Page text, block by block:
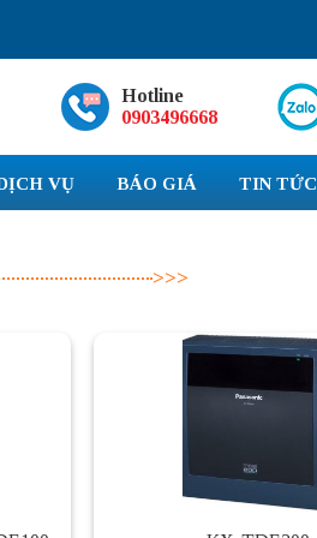
Hotline
0903496668
VỤ BÁO GIÁ TIN TỨC